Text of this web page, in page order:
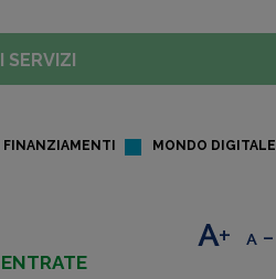
SERVIZI
FINANZIAMENTI MONDO DIGITALE
+ -